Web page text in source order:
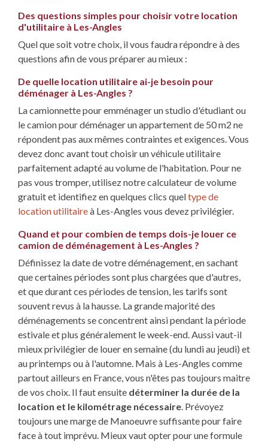
Des questions simples pour choisir votre location
d'utilitaire à Les-Angles
Quel que soit votre choix, il vous faudra répondre à des
questions afin de vous préparer au mieux :
De quelle location utilitaire ai-je besoin pour
déménager à Les-Angles ?
La camionnette pour emménager un studio d'étudiant ou
le camion pour déménager un appartement de 50 m2 ne
répondent pas aux mêmes contraintes et exigences. Vous
devez donc avant tout choisir un véhicule utilitaire
parfaitement adapté au volume de l'habitation. Pour ne
pas vous tromper, utilisez notre calculateur de volume
gratuit et identifiez en quelques clics queltype de
location utilitaireà Les-Angles vous devez privilégier.
Quand et pour combien de temps dois-je louer ce
camion de déménagement à Les-Angles ?
Définissez la date de votre déménagement, en sachant
que certaines périodes sont plus chargées que d'autres,
et que durant ces périodes de tension, les tarifs sont
souvent revus à la hausse. La grande majorité des
déménagements se concentrent ainsi pendant la période
estivale et plus généralement le week-end. Aussi vaut-il
mieux privilégier de louer en semaine (du lundi au jeudi) et
au printemps ou à l'automne. Mais à Les-Angles comme
partout ailleurs en France, vous n'êtes pas toujours maitre
de vos choix. Il faut ensuite déterminer la durée de la
location et le kilométrage nécessaire. Prévoyez
toujours une marge de Manoeuvre suffisante pour faire
face à tout imprévu. Mieux vaut opter pour une formule